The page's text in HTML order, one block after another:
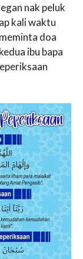
nak peluk
kali waktu
doa
ibu bapa